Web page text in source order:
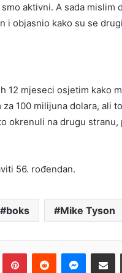
aktivni. A sada mislim
i objasnio kako su se
12 mjeseci osjetim kako
100 milijuna dolara, ali
okrenuli na drugu
56. rođendan.
boks Mike Tyson
PinterestReddit